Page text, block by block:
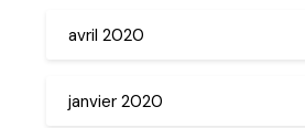
avril 2020
janvier 2020